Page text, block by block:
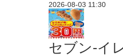
2026-08-03 11:30
セブン‐イ